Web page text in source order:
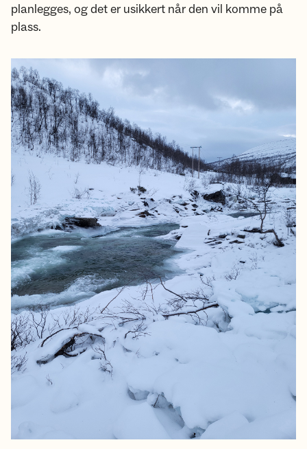
planlegges, og det er usikkert når den vil komme på
plass.